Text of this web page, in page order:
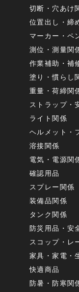
切断・穴あけ
位置出し・締
マーカー・ペ
測位・測量関
作業補助・補
塗り・慣らし
重量・荷締関
ストラップ・
ライト関係
ヘルメット・
溶接関係
電気・電源関
確認用品
スプレー関係
装備品関係
タンク関係
防災用品・安
スコップ・レ
家具・家電・
快適商品
防暑・防寒関